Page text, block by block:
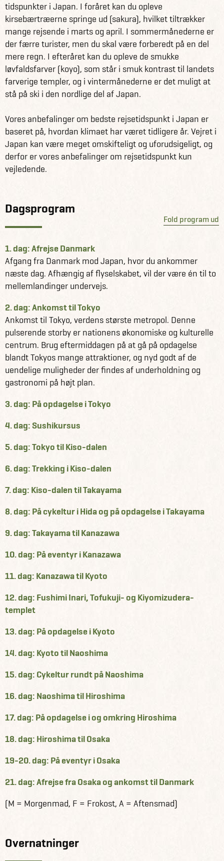
Rejseforslaget inkluderer en skræddersyet rejsehåndbog
med forslag til oplevelser og must sees, anbefalede tog-
og busrejseplaner, tips til at rejse i Japan og meget mere.
Få information og fakta om Japan her
Se alle vores andre fantastiske rejseforslag på Japan
her
tidspunkter i Japan. I foråret kan du opleve
kirsebærtræerne springe ud (sakura), hvilket tiltrækker
mange rejsende i marts og april. I sommermånederne er
der færre turister, men du skal være forberedt på en del
mere regn. I efteråret kan du opleve de smukke
løvfaldsfarver (koyo), som står i smuk kontrast til landets
farverige templer, og i vintermånederne er det muligt at
stå på ski i den nordlige del af Japan.
Vores anbefalinger om bedste rejsetidspunkt i Japan er
baseret på, hvordan klimaet har været tidligere år. Vejret i
Japan kan være meget omskifteligt og uforudsigeligt, og
derfor er vores anbefalinger om rejsetidspunkt kun
vejledende.
Dagsprogram
Fold program ud
1. dag: Afrejse Danmark
Afgang fra Danmark mod Japan, hvor du ankommer
næste dag. Afhængig af flyselskabet, vil der være én til to
mellemlandinger undervejs.
2. dag: Ankomst til Tokyo
Ankomst til Tokyo, verdens største metropol. Denne
pulserende storby er nationens økonomiske og kulturelle
centrum. Brug eftermiddagen på at gå på opdagelse
blandt Tokyos mange attraktioner, og nyd godt af de
uendelige muligheder der findes af underholdning og
gastronomi på højt plan.
3. dag: På opdagelse i Tokyo
4. dag: Sushikursus
5. dag: Tokyo til Kiso-dalen
6. dag: Trekking i Kiso-dalen
7. dag: Kiso-dalen til Takayama
8. dag: På cykeltur i Hida og på opdagelse i Takayama
9. dag: Takayama til Kanazawa
10. dag: På eventyr i Kanazawa
11. dag: Kanazawa til Kyoto
12. dag: Fushimi Inari, Tofukuji- og Kiyomizudera-
templet
13. dag: På opdagelse i Kyoto
14. dag: Kyoto til Naoshima
15. dag: Cykeltur rundt på Naoshima
16. dag: Naoshima til Hiroshima
17. dag: På opdagelse i og omkring Hiroshima
18. dag: Hiroshima til Osaka
19-20. dag: På eventyr i Osaka
21. dag: Afrejse fra Osaka og ankomst til Danmark
(M = Morgenmad, F = Frokost, A = Aftensmad)
Overnatninger